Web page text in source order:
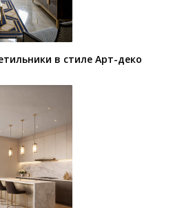
в стиле Арт-деко